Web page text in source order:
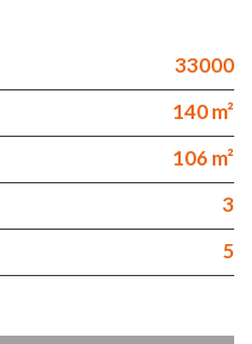
33000
140 m²
106 m²
3
5